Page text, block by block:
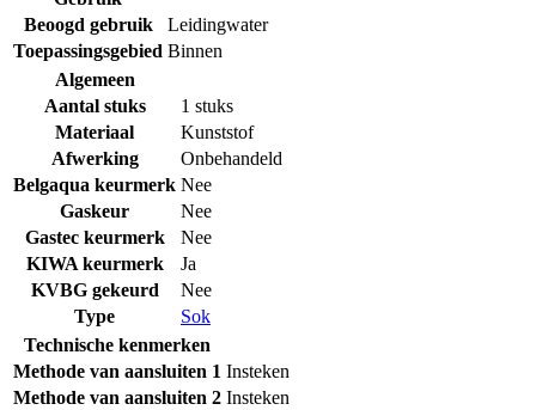
Beoogd gebruik
Leidingwater
Toepassingsgebied Binnen
Algemeen
Aantal stuks
1 stuks
Materiaal
Kunststof
Afwerking
Onbehandeld
Belgaqua keurmerk Nee
Gaskeur
Nee
Gastec keurmerk
Nee
KIWA keurmerk
Ja
KVBG gekeurd
Nee
Type
Sok
Technische kenmerken
Methode van aansluiten 1 Insteken
Methode van aansluiten 2 Insteken